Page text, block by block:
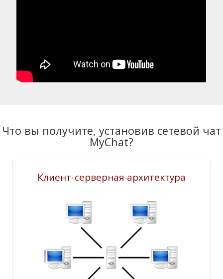
Что вы получите, установив сетевой чат
MyChat?
Клиент-серверная архитектура